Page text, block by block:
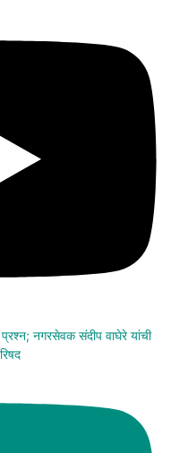
प्रश्न; नगरसेवक संदीप वाघेरे यांची